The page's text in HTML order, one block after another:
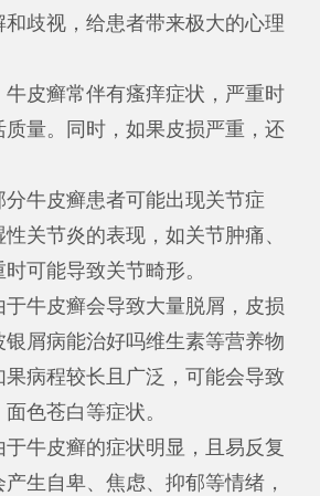
歧视，给患者带来极大的心理
皮癣常伴有瘙痒症状，严重时
量。同时，如果皮损严重，还
牛皮癣患者可能出现关节症
关节炎的表现，如关节肿痛、
可能导致关节畸形。
牛皮癣会导致大量脱屑，皮损
银屑病能治好吗维生素等营养物
果病程较长且广泛，可能会导致
色苍白等症状。
牛皮癣的症状明显，且易反复
生自卑、焦虑、抑郁等情绪，